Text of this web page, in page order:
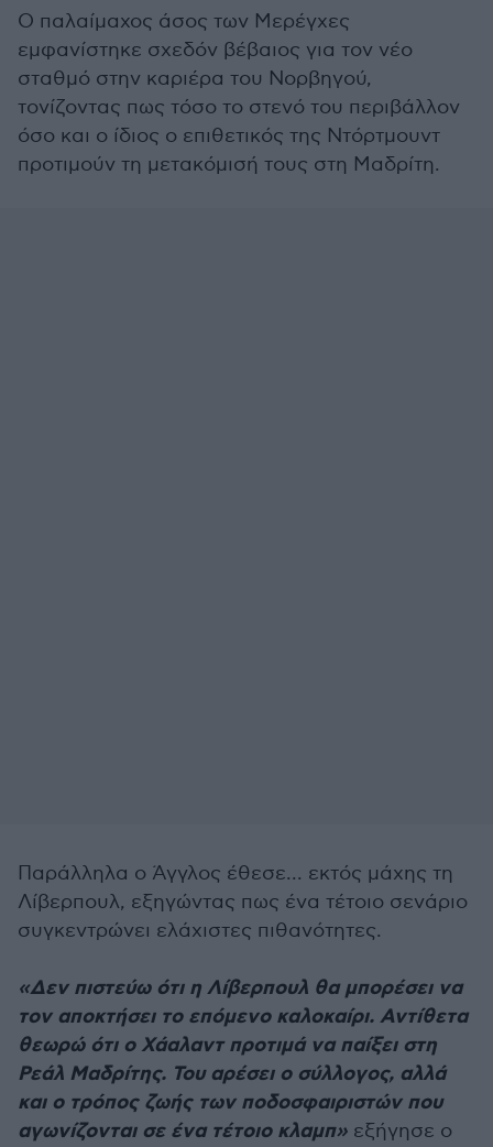
Ο παλαίμαχος άσος των Μερέγχες
εμφανίστηκε σχεδόν βέβαιος για τον νέο
σταθμό στην καριέρα του Νορβηγού,
τονίζοντας πως τόσο το στενό του περιβάλλον
όσο και ο ίδιος ο επιθετικός της Ντόρτμουντ
προτιμούν τη μετακόμισή τους στη Μαδρίτη.
Παράλληλα ο Άγγλος έθεσε... εκτός μάχης τη
Λίβερπουλ, εξηγώντας πως ένα τέτοιο σενάριο
συγκεντρώνει ελάχιστες πιθανότητες.
«Δεν πιστεύω ότι η Λίβερπουλ θα μπορέσει να
τον αποκτήσει το επόμενο καλοκαίρι. Αντίθετα
θεωρώ ότι ο Χάαλαντ προτιμά να παίξει στη
Ρεάλ Μαδρίτης. Του αρέσει ο σύλλογος, αλλά
και ο τρόπος ζωής των ποδοσφαιριστών που
αγωνίζονται σε ένα τέτοιο κλαμπ» εξήγησε ο